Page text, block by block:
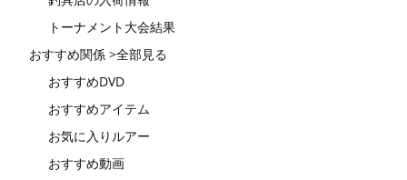
トーナメント大会結果
おすすめ関係 >全部見る
おすすめDVD
おすすめアイテム
お気に入りルアー
おすすめ動画